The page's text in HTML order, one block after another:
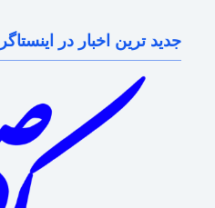
جدید ترین اخبار در